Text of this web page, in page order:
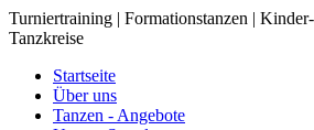
Turniertraining | Formationstanzen |
Tanzkreise
Startseite
Über uns
Tanzen - Angebote